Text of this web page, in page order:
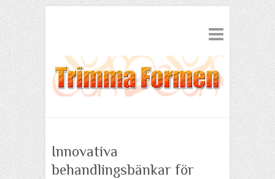
Innovativa
behandlingsbänkar för